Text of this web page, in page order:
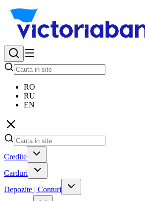
RO
RU
EN
Credite
Carduri
Depozite | Conturi